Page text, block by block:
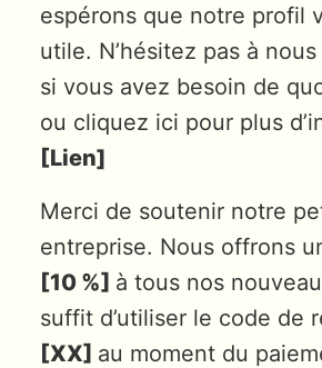
espérons que notre profil
utile. N’hésitez pas à
si vous avez besoin de
ou cliquez ici pour plus
[Lien]
Merci de soutenir notre
entreprise. Nous offrons
[10 %] à tous nos
suffit d’utiliser le code de
[XX] au moment du